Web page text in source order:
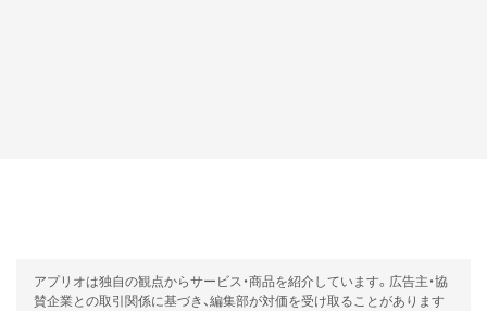
アプリオは独自の観点からサービス・商品を紹介しています。広告主・協
賛企業との取引関係に基づき、編集部が対価を受け取ることがあります